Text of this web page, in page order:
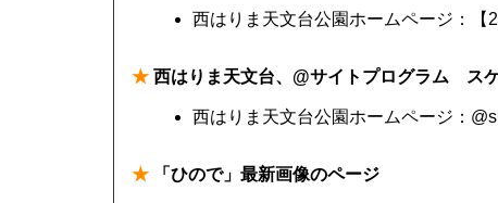
西はりま天文台公園ホームページ：【
★ 西はりま天文台、@サイトプログラム ス
西はりま天文台公園ホームページ：
★ 「ひので」最新画像のページ